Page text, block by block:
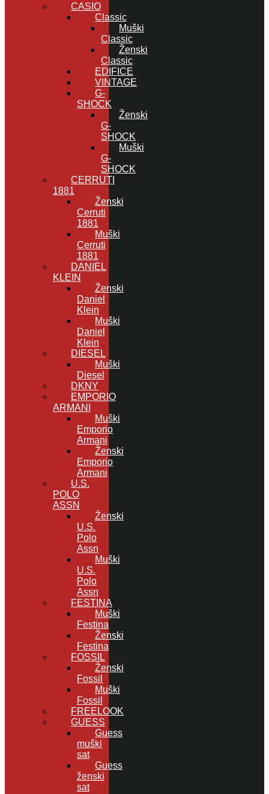
CASIO
Classic
Muški
Classic
Ženski
Classic
EDIFICE
VINTAGE
G-
SHOCK
Ženski
G-
SHOCK
Muški
G-
SHOCK
CERRUTI
1881
Ženski
Cerruti
1881
Muški
Cerruti
1881
DANIEL
KLEIN
Ženski
Daniel
Klein
Muški
Daniel
Klein
DIESEL
Muški
Diesel
DKNY
EMPORIO
ARMANI
Muški
Emporio
Armani
Ženski
Emporio
Armani
U.S.
POLO
ASSN
Ženski
U.S.
Polo
Assn
Muški
U.S.
Polo
Assn
FESTINA
Muški
Festina
Ženski
Festina
FOSSIL
Ženski
Fossil
Muški
Fossil
FREELOOK
GUESS
Guess
muški
sat
Guess
ženski
sat